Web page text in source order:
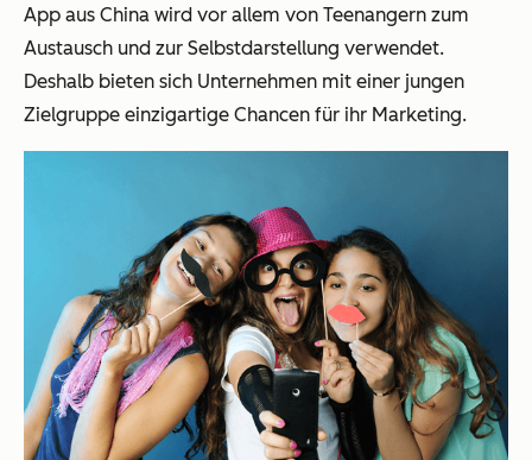
App aus China wird vor allem von Teenangern zum
Austausch und zur Selbstdarstellung verwendet.
Deshalb bieten sich Unternehmen mit einer jungen
Zielgruppe einzigartige Chancen für ihr Marketing.